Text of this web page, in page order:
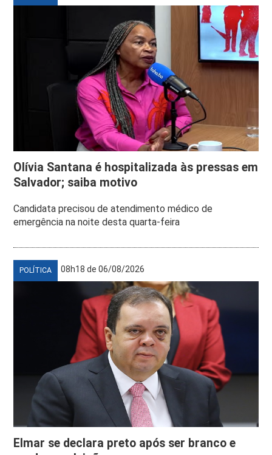
Olívia Santana é hospitalizada às pressas em
Salvador; saiba motivo
Candidata precisou de atendimento médico de
emergência na noite desta quarta-feira
POLÍTICA 08h18 de 06/08/2026
Elmar se declara preto após ser branco e